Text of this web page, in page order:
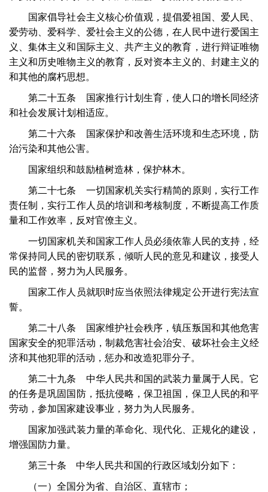
国家倡导社会主义核心价值观，提倡爱祖国、爱人民、
爱劳动、爱科学、爱社会主义的公德，在人民中进行爱国主
义、集体主义和国际主义、共产主义的教育，进行辩证唯物
主义和历史唯物主义的教育，反对资本主义的、封建主义的
和其他的腐朽思想。
第二十五条 国家推行计划生育，使人口的增长同经济
和社会发展计划相适应。
第二十六条 国家保护和改善生活环境和生态环境，防
治污染和其他公害。
国家组织和鼓励植树造林，保护林木。
第二十七条 一切国家机关实行精简的原则，实行工作
责任制，实行工作人员的培训和考核制度，不断提高工作质
量和工作效率，反对官僚主义。
一切国家机关和国家工作人员必须依靠人民的支持，经
常保持同人民的密切联系，倾听人民的意见和建议，接受人
民的监督，努力为人民服务。
国家工作人员就职时应当依照法律规定公开进行宪法宣
誓。
第二十八条 国家维护社会秩序，镇压叛国和其他危害
国家安全的犯罪活动，制裁危害社会治安、破坏社会主义经
济和其他犯罪的活动，惩办和改造犯罪分子。
第二十九条 中华人民共和国的武装力量属于人民。它
的任务是巩固国防，抵抗侵略，保卫祖国，保卫人民的和平
劳动，参加国家建设事业，努力为人民服务。
国家加强武装力量的革命化、现代化、正规化的建设，
增强国防力量。
第三十条 中华人民共和国的行政区域划分如下：
（一）全国分为省、自治区、直辖市；